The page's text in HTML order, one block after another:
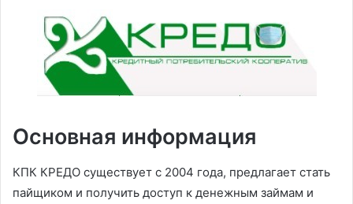
Основная информация
КПК КРЕДО существует с 2004 года, предлагает стать
пайщиком и получить доступ к денежным займам и